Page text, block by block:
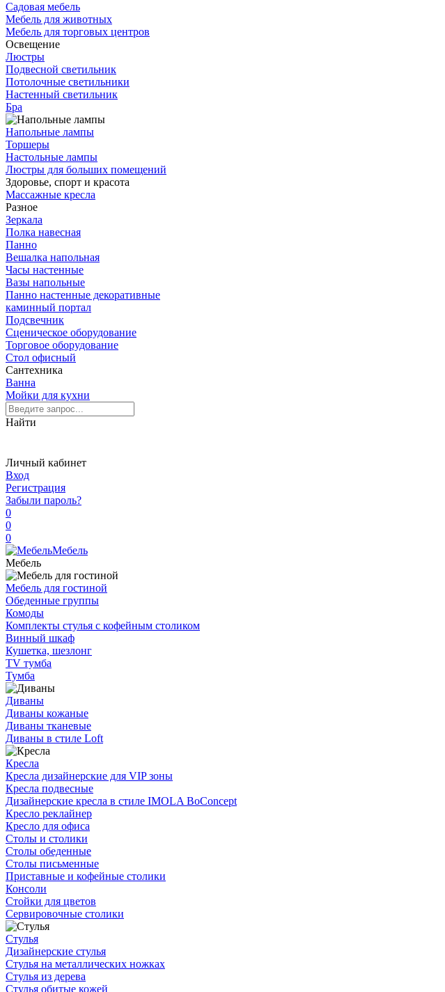
Садовая мебель
Мебель для животных
Мебель для торговых центров
Освещение
Люстры
Подвесной светильник
Потолочные светильники
Настенный светильник
Бра
Напольные лампы
Торшеры
Настольные лампы
Люстры для больших помещений
Здоровье, спорт и красота
Массажные кресла
Разное
Зеркала
Полка навесная
Панно
Вешалка напольная
Часы настенные
Вазы напольные
Панно настенные декоративные
каминный портал
Подсвечник
Сценическое оборудование
Торговое оборудование
Стол офисный
Сантехника
Ванна
Мойки для кухни
Найти
Личный кабинет
Вход
Регистрация
Забыли пароль?
0
0
0
Мебель
Мебель
Мебель для гостиной
Обеденные группы
Комоды
Комплекты стулья с кофейным столиком
Винный шкаф
Кушетка, шезлонг
TV тумба
Тумба
Диваны
Диваны кожаные
Диваны тканевые
Диваны в стиле Loft
Кресла
Кресла дизайнерские для VIP зоны
Кресла подвесные
Дизайнерские кресла в стиле IMOLA BoConcept
Кресло реклайнер
Кресло для офиса
Столы и столики
Столы обеденные
Столы письменные
Приставные и кофейные столики
Консоли
Стойки для цветов
Сервировочные столики
Стулья
Дизайнерские стулья
Стулья на металлических ножках
Стулья из дерева
Стулья обитые кожей